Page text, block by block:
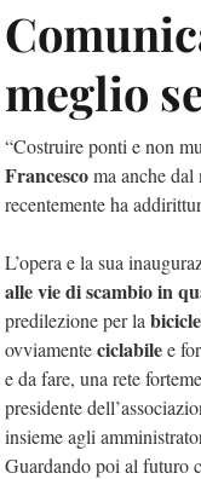
meglio
“Costruire ponti e non
Francescoma anche
recentemente ha
L’opera e la sua
alle vie di scambio in
predilezione per la
ovviamenteciclabilee
e da fare, una rete
presidente
insieme agli
Guardando poi al futuro